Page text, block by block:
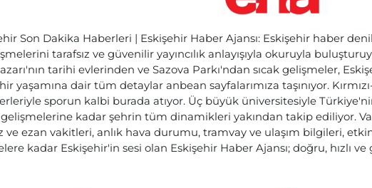
Son Dakika Haberleri | Eskişehir Haber Ajansı: Eskişehir haber
tarafsız ve güvenilir yayıncılık anlayışıyla okuruyla
tarihi evlerinden ve Sazova Parkı'ndan sıcak gelişmeler,
yaşamına dair tüm detaylar anbean sayfalarımıza taşınıyor.
sporun kalbi burada atıyor. Üç büyük üniversitesiyle
kadar şehrin tüm dinamikleri yakından takip ediliyor.
ve ezan vakitleri, anlık hava durumu, tramvay ve ulaşım bilgileri,
kadar Eskişehir'in sesi olan Eskişehir Haber Ajansı; doğru, hızlı